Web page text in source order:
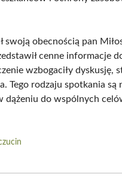
swoją obecnością pan
cenne informacje
wzbogaciły dyskusję,
Tego rodzaju spotkania
dążeniu do wspólnych